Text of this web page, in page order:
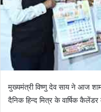
मुख्यमंत्री विष्णु देव साय ने आज
दैनिक हिन्द मित्र के वार्षिक कैलेंडर